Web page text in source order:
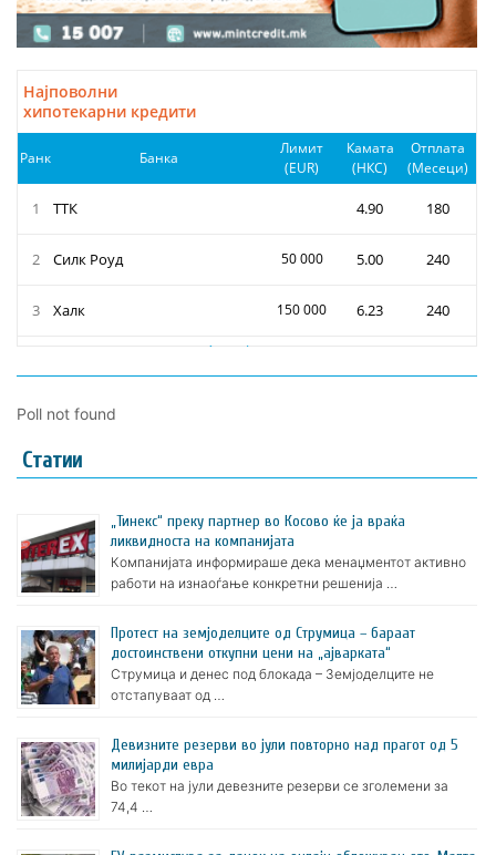
Poll not found
Статии
„Тинекс“ преку партнер во Косово ќе ја враќа
ликвидноста на компанијата
Компанијата информираше дека менаџментот активно
работи на изнаоѓање конкретни решенија …
Протест на земјоделците од Струмица – бараат
достоинствени откупни цени на „ајварката“
Струмица и денес под блокада – Земјоделците не
отстапуваат од …
Девизните резерви во јули повторно над прагот од 5
милијарди евра
Во текот на јули девезните резерви се зголемени за
74,4 …